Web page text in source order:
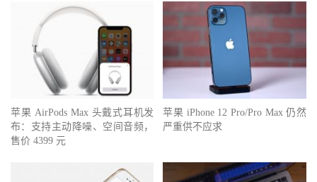
苹果 AirPods Max 头戴式耳机发
布：支持主动降噪、空间音频，
售价 4399 元
苹果 iPhone 12 Pro/Pro Max 仍然
严重供不应求